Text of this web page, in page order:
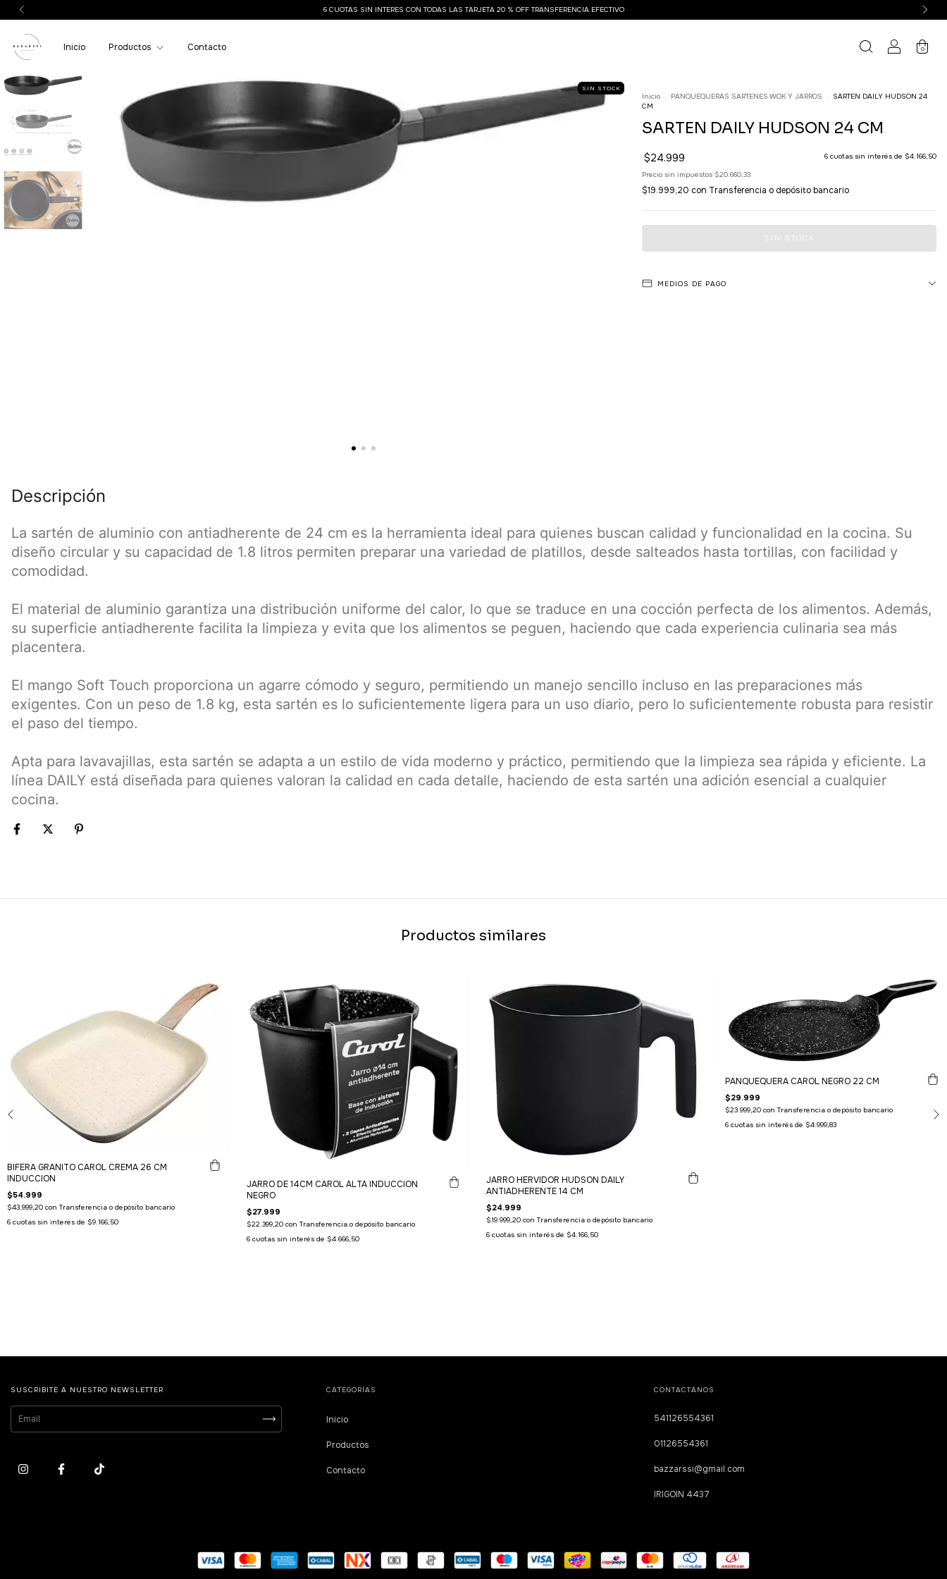
6 CUOTAS SIN INTERES CON TODAS LAS TARJETA 20 % OFF TRANSFERENCIA EFECTIVO
Inicio Productos Contacto 0
SIN STOCK
Inicio . PANQUEQUERAS SARTENES WOK Y JARROS .
SARTEN DAILY HUDSON 24
CM
SARTEN DAILY HUDSON 24 CM
$24.999 6 cuotas sin interés de $4.166,50
Precio sin impuestos $20.660,33
$19.999,20 con Transferencia o depósito bancario
MEDIOS DE PAGO
Descripción
La sartén de aluminio con antiadherente de 24 cm es la herramienta ideal para quienes buscan calidad y funcionalidad en la cocina. Su
diseño circular y su capacidad de 1.8 litros permiten preparar una variedad de platillos, desde salteados hasta tortillas, con facilidad y
comodidad.
El material de aluminio garantiza una distribución uniforme del calor, lo que se traduce en una cocción perfecta de los alimentos. Además,
su superficie antiadherente facilita la limpieza y evita que los alimentos se peguen, haciendo que cada experiencia culinaria sea más
placentera.
El mango Soft Touch proporciona un agarre cómodo y seguro, permitiendo un manejo sencillo incluso en las preparaciones más
exigentes. Con un peso de 1.8 kg, esta sartén es lo suficientemente ligera para un uso diario, pero lo suficientemente robusta para resistir
el paso del tiempo.
Apta para lavavajillas, esta sartén se adapta a un estilo de vida moderno y práctico, permitiendo que la limpieza sea rápida y eficiente. La
línea DAILY está diseñada para quienes valoran la calidad en cada detalle, haciendo de esta sartén una adición esencial a cualquier
cocina.
Productos similares
BIFERA GRANITO CAROL CREMA 26 CM
INDUCCION
$54.999
$43.999,20 con Transferencia o depósito bancario
6 cuotas sin interés de $9.166,50
JARRO DE 14CM CAROL ALTA INDUCCION
NEGRO
$27.999
$22.399,20 con Transferencia o depósito bancario
6 cuotas sin interés de $4.666,50
JARRO HERVIDOR HUDSON DAILY
ANTIADHERENTE 14 CM
$24.999
$19.999,20 con Transferencia o depósito bancario
6 cuotas sin interés de $4.166,50
PANQUEQUERA CAROL NEGRO 22 CM
$29.999
$23.999,20con Transferencia o depósito bancario
6 cuotas sin interés de $4.999,83
SUSCRIBITE A NUESTRO NEWSLETTER CATEGORÍAS
Inicio
Productos
Contacto
CONTACTÁNOS
541126554361
01126554361
bazzarssi@gmail.com
IRIGOIN 4437